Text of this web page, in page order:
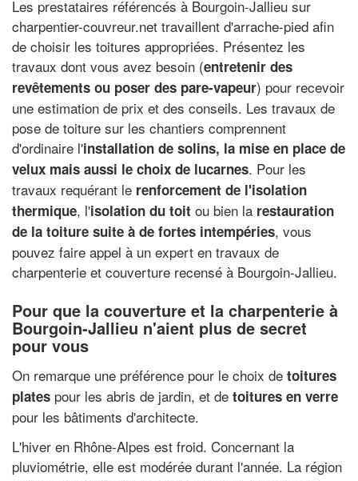
Les prestataires référencés à Bourgoin-Jallieu sur
charpentier-couvreur.net travaillent d'arrache-pied afin
de choisir les toitures appropriées. Présentez les
travaux dont vous avez besoin (entretenir des
revêtements ou poser des pare-vapeur) pour recevoir
une estimation de prix et des conseils. Les travaux de
pose de toiture sur les chantiers comprennent
d'ordinaire l'installation de solins, la mise en place de
velux mais aussi le choix de lucarnes. Pour les
travaux requérant le renforcement de l'isolation
thermique, l'isolation du toit ou bien la restauration
de la toiture suite à de fortes intempéries, vous
pouvez faire appel à un expert en travaux de
charpenterie et couverture recensé à Bourgoin-Jallieu.
Pour que la couverture et la charpenterie à
Bourgoin-Jallieu n'aient plus de secret
pour vous
On remarque une préférence pour le choix de toitures
plates pour les abris de jardin, et de toitures en verre
pour les bâtiments d'architecte.
L'hiver en Rhône-Alpes est froid. Concernant la
pluviométrie, elle est modérée durant l'année. La région